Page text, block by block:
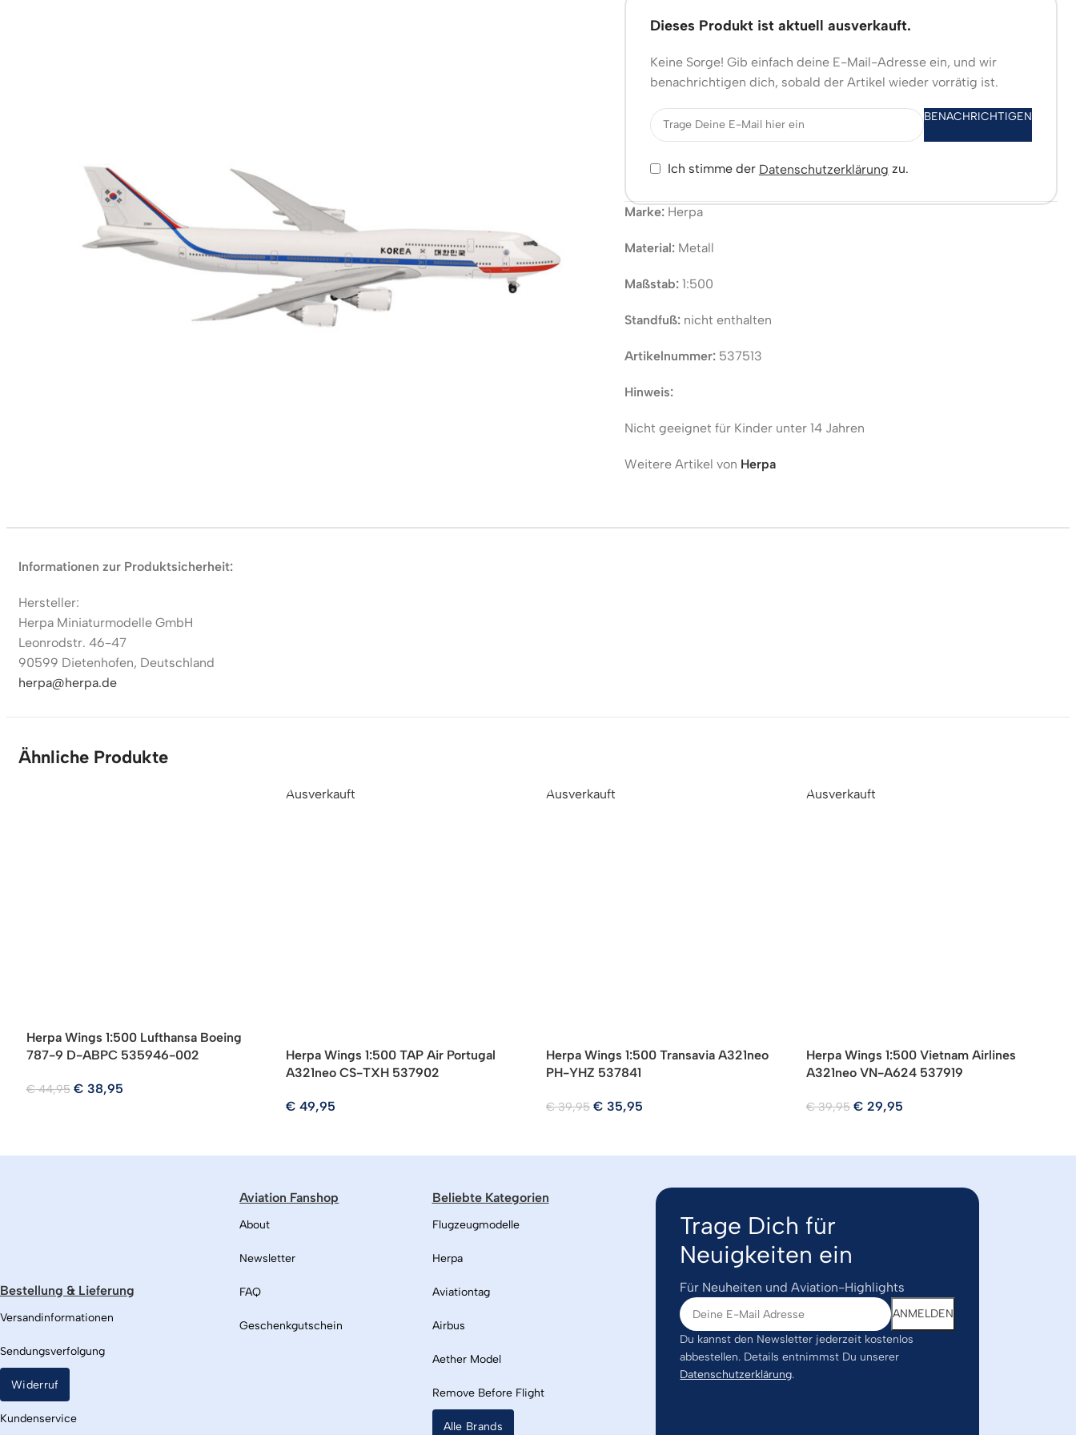
Dieses Produkt ist aktuell ausverkauft.
Keine Sorge! Gib einfach deine E-Mail-Adresse ein, und wir
benachrichtigen dich, sobald der Artikel wieder vorrätig ist.
BENACHRICHTIGEN
Ich stimme der Datenschutzerklärung zu.
Marke:Herpa
Material:Metall
Maßstab:1:500
Standfuß:nicht enthalten
Artikelnummer: 537513
Hinweis:
Nicht geeignet für Kinder unter 14 Jahren
Weitere Artikel von Herpa
Informationen zur Produktsicherheit:
Hersteller:
Herpa Miniaturmodelle GmbH
Leonrodstr. 46-47
90599 Dietenhofen, Deutschland
herpa@herpa.de
Ähnliche Produkte
Herpa Wings 1:500 Lufthansa Boeing
787-9 D-ABPC 535946-002
€44,95 € 38,95
Ausverkauft
Herpa Wings 1:500 TAP Air Portugal
A321neo CS-TXH 537902
€ 49,95
Ausverkauft
Herpa Wings 1:500 Transavia A321neo
PH-YHZ 537841
€39,95 € 35,95
Ausverkauft
Herpa Wings 1:500 Vietnam Airlines
A321neo VN-A624 537919
€39,95 € 29,95
Bestellung & Lieferung
Versandinformationen
Sendungsverfolgung
Widerruf
Kundenservice
Aviation Fanshop
About
Newsletter
FAQ
Geschenkgutschein
Beliebte Kategorien
Flugzeugmodelle
Herpa
Aviationtag
Airbus
Aether Model
Remove Before Flight
Alle Brands
Trage Dich für
Neuigkeiten ein
Für Neuheiten und Aviation-Highlights
Du kannst den Newsletter jederzeit kostenlos
abbestellen. Details entnimmst Du unserer
Datenschutzerklärung.